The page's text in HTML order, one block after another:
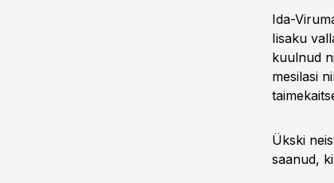
Ida-
Iisaku
kuulnud
mesilasi
Ükski
saanud,